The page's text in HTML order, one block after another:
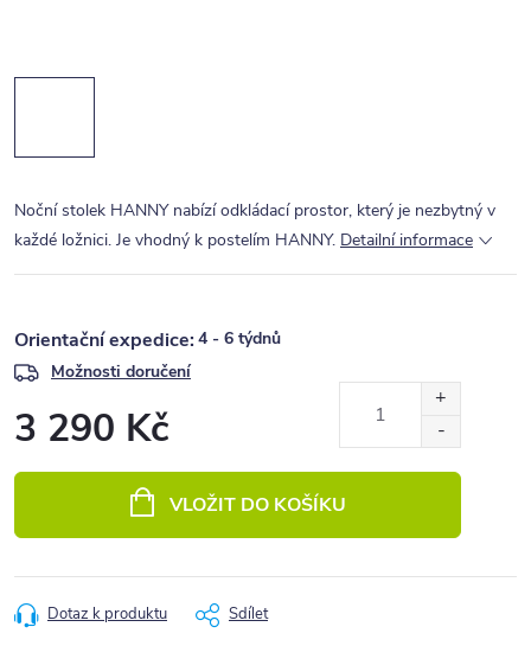
Noční stolek HANNY nabízí odkládací prostor, který je nezbytný v
každé ložnici. Je vhodný k postelím HANNY. Detailní informace
4 - 6 týdnů
Možnosti doručení
3 290 Kč
VLOŽIT DO KOŠÍKU
Dotaz k produktu Sdílet